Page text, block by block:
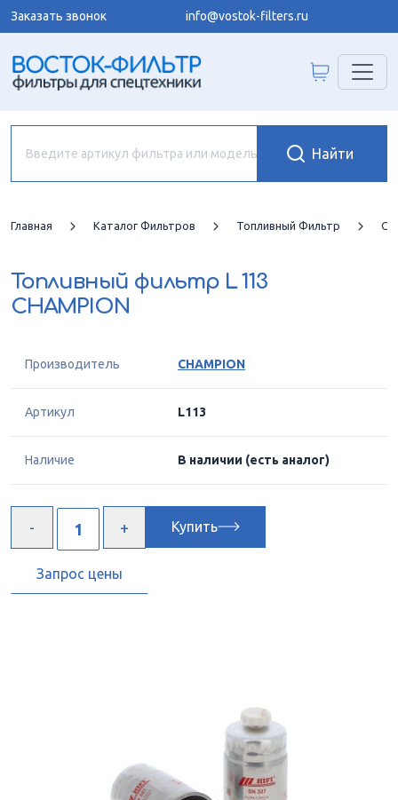
Заказать звонок info@vostok-filters.ru
Главная Каталог Фильтров Топливный Фильтр
Топливный фильтр L 113
CHAMPION
Производитель CHAMPION
Артикул L113
Наличие В наличии (есть аналог)
Купить
Запрос цены